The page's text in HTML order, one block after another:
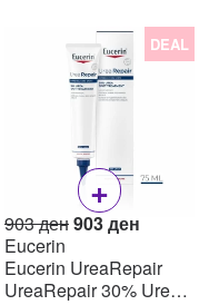
DEAL
+
903денOriginal
was:
903 ден.
903ден
is:
903
Eucerin
Eucerin UreaRepair
UreaRepair 30% Urea